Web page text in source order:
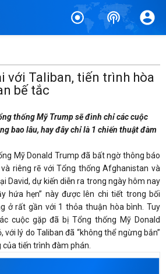
với Taliban, tiến trình hòa
bế tắc
thống Mỹ Trump sẽ đình chỉ các cuộc
bao lâu, hay đây chỉ là 1 chiến thuật đàm
Mỹ Donald Trump đã bất ngờ thông báo
riêng rẽ với Tổng thống Afghanistan và
David, dự kiến diễn ra trong ngày hôm nay
hứa hẹn” này được lên chi tiết trong bối
ở rất gần với 1 thỏa thuận hòa bình. Tuy
cuộc gặp đã bị Tổng thống Mỹ Donald
lý do Taliban đã “không thể ngừng bắn”
tiến trình đàm phán.